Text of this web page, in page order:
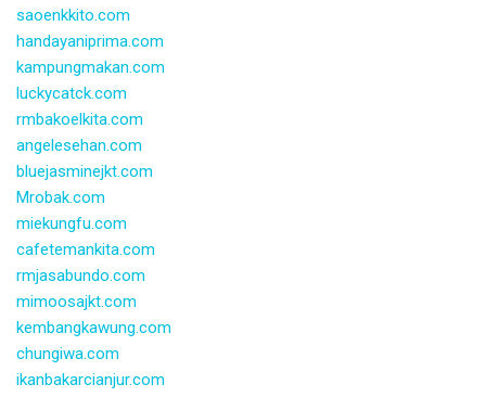
saoenkkito.com
handayaniprima.com
kampungmakan.com
luckycatck.com
rmbakoelkita.com
angelesehan.com
bluejasminejkt.com
Mrobak.com
miekungfu.com
cafetemankita.com
rmjasabundo.com
mimoosajkt.com
kembangkawung.com
chungiwa.com
ikanbakarcianjur.com